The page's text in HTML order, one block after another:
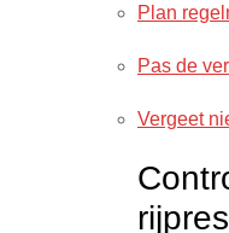
Plan
Pas de
Vergeet